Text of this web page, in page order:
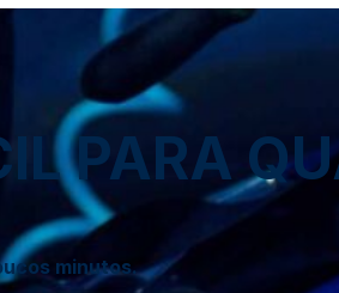
PARA
minutos.